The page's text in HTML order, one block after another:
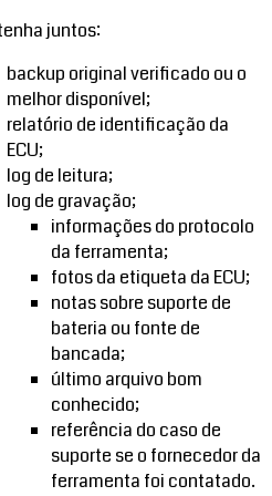
juntos:
backup original verificado ou o
melhor disponível;
relatório de identificação da
ECU;
log de leitura;
log de gravação;
informações do protocolo
da ferramenta;
fotos da etiqueta da ECU;
notas sobre suporte de
bateria ou fonte de
bancada;
último arquivo bom
conhecido;
referência do caso de
suporte se o fornecedor da
ferramenta foi contatado.